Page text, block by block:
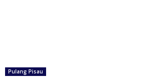
Pulang Pisau